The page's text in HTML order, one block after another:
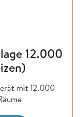
12.000
mit 12.000